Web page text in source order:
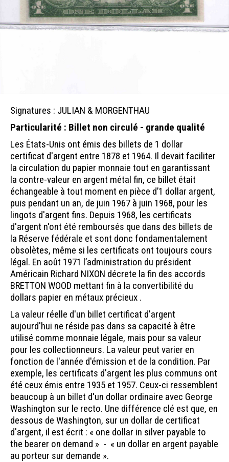
Signatures : JULIAN & MORGENTHAU
Particularité : Billet non circulé - grande qualité
Les États-Unis ont émis des billets de 1 dollar
certificat d'argent entre 1878 et 1964. Il devait faciliter
la circulation du papier monnaie tout en garantissant
la contre-valeur en argent métal fin, ce billet était
échangeable à tout moment en pièce d’1 dollar argent,
puis pendant un an, de juin 1967 à juin 1968, pour les
lingots d'argent fins. Depuis 1968, les certificats
d'argent n'ont été remboursés que dans des billets de
la Réserve fédérale et sont donc fondamentalement
obsolètes, même si les certificats ont toujours cours
légal. En août 1971 l’administration du président
Américain Richard NIXON décrete la fin des accords
BRETTON WOOD mettant fin à la convertibilité du
dollars papier en métaux précieux .
La valeur réelle d'un billet certificat d'argent
aujourd'hui ne réside pas dans sa capacité à être
utilisé comme monnaie légale, mais pour sa valeur
pour les collectionneurs. La valeur peut varier en
fonction de l'année d'émission et de la condition. Par
exemple, les certificats d'argent les plus communs ont
été ceux émis entre 1935 et 1957. Ceux-ci ressemblent
beaucoup à un billet d'un dollar ordinaire avec George
Washington sur le recto. Une différence clé est que, en
dessous de Washington, sur un dollar de certificat
d'argent, il est écrit : « one dollar in silver payable to
the bearer on demand » - « un dollar en argent payable
au porteur sur demande ».